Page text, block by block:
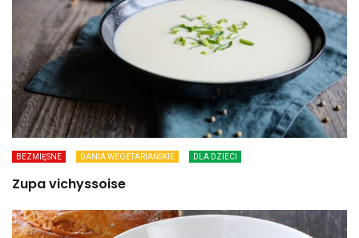
BEZMIĘSNE DANIA WEGETARIAŃSKIE DLA DZIECI
Zupa vichyssoise